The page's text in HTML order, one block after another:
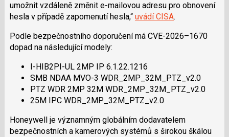
umožnit vzdáleně změnit e-mailovou adresu pro obnovení
hesla v případě zapomenutí hesla,“ uvádí CISA.
Podle bezpečnostního doporučení má CVE-2026–1670
dopad na následující modely:
I-HIB2PI-UL 2MP IP 6.1.22.1216
SMB NDAA MVO-3 WDR_2MP_32M_PTZ_v2.0
PTZ WDR 2MP 32M WDR_2MP_32M_PTZ_v2.0
25M IPC WDR_2MP_32M_PTZ_v2.0
Honeywell je významným globálním dodavatelem
bezpečnostních a kamerových systémů s širokou škálou